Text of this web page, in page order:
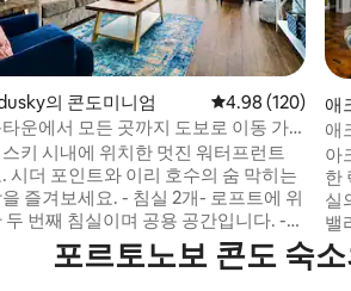
), 후기 170개
의 콘도미니엄 평점 4.98점(5점
4.98 (120)
운에서 모든 곳까지 도보로 이동 가
진 호수 전망!
키 시내에 위치한 멋진 워터프런트
는
보세요. - 침실 2개- 로프트에 위
두 번째 침실이며 공용 공간입니다. -
터 침실 - 퀸사이즈 침대 - 로프트 공간-
이즈 침대 2개 및 트윈 침대 2개 - 욕실 1
애
애
아
한
실
밸
자
까
포르토노보 콘도 숙